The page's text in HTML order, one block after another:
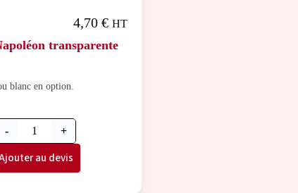
transparente
4,70 € HT
blanc en option.
- +
au devis